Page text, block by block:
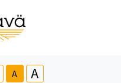
A A